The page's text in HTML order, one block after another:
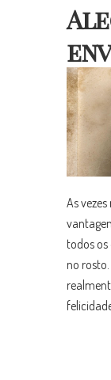
As
todos
no